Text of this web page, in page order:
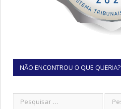
NÃO ENCONTROU O QUE QUERIA?